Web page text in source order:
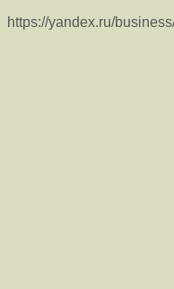
https://yandex.ru/